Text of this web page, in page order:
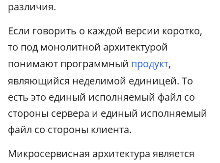
различия.
Если говорить о каждой версии коротко,
то под монолитной архитектурой
понимают программный продукт,
являющийся неделимой единицей. То
есть это единый исполняемый файл со
стороны сервера и единый исполняемый
файл со стороны клиента.
Микросервисная архитектура является